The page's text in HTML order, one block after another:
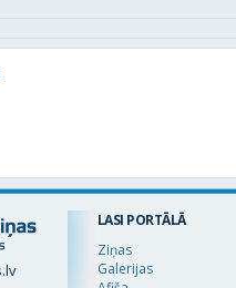
LASI PORTĀLĀ
Ziņas
Galerijas